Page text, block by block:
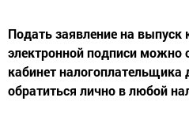
Подать заявление на
электронной подписи можно
кабинет налогоплательщика
обратиться лично в любой